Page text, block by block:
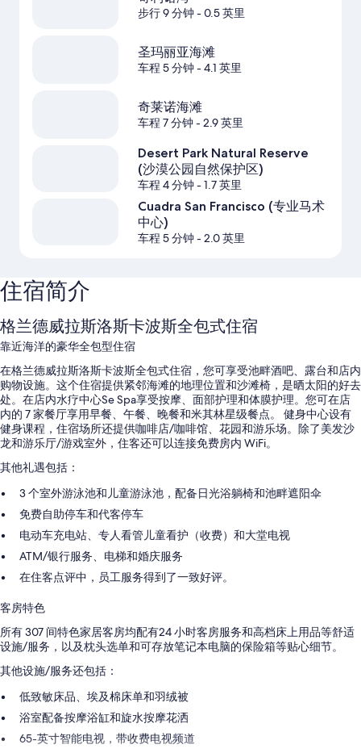
步行 9 分钟- 0.5 英里
圣玛丽亚海滩
车程 5 分钟- 4.1 英里
奇莱诺海滩
车程 7 分钟- 2.9 英里
Desert Park Natural Reserve
(沙漠公园自然保护区)
车程 4 分钟- 1.7 英里
Cuadra San Francisco (专业马术
中心)
车程 5 分钟- 2.0 英里
住宿简介
格兰德威拉斯洛斯卡波斯全包式住宿
靠近海洋的豪华全包型住宿
在格兰德威拉斯洛斯卡波斯全包式住宿，您可享受池畔酒吧、露台和店内
购物设施。这个住宿提供紧邻海滩的地理位置和沙滩椅，是晒太阳的好去
处。在店内水疗中心Se Spa享受按摩、面部护理和体膜护理。您可在店
内的 7 家餐厅享用早餐、午餐、晚餐和米其林星级餐点。 健身中心设有
健身课程，住宿场所还提供咖啡店/咖啡馆、花园和游乐场。除了美发沙
龙和游乐厅/游戏室外，住客还可以连接免费房内 WiFi。
其他礼遇包括：
3 个室外游泳池和儿童游泳池，配备日光浴躺椅和池畔遮阳伞
免费自助停车和代客停车
电动车充电站、专人看管儿童看护（收费）和大堂电视
ATM/银行服务、电梯和婚庆服务
在住客点评中，员工服务得到了一致好评。
客房特色
所有 307 间特色家居客房均配有24 小时客房服务和高档床上用品等舒适
设施/服务，以及枕头选单和可存放笔记本电脑的保险箱等贴心细节。
其他设施/服务还包括：
低致敏床品、埃及棉床单和羽绒被
浴室配备按摩浴缸和旋水按摩花洒
65-英寸智能电视，带收费电视频道